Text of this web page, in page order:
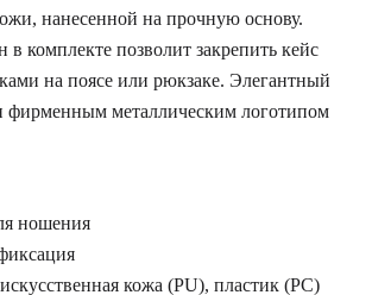
нанесенной на прочную основу.
комплекте позволит закрепить кейс
на поясе или рюкзаке. Элегантный
фирменным металлическим логотипом
ношения
кожа (PU), пластик (PC)